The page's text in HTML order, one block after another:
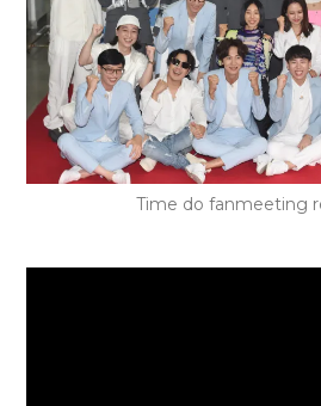
Time do fanmeeting